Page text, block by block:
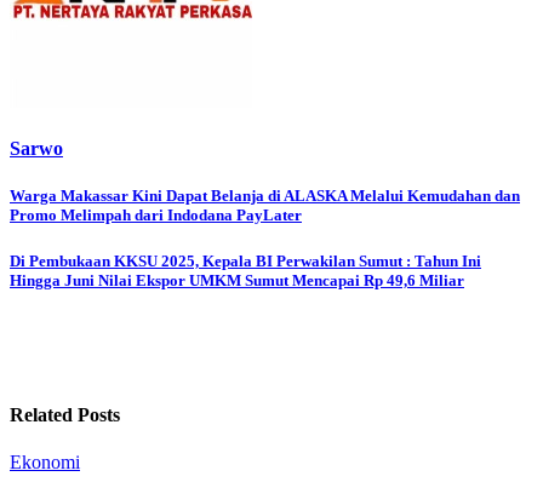
Sarwo
Post
navigation
Warga Makassar Kini Dapat Belanja di ALASKA Melalui Kemudahan dan
Promo Melimpah dari Indodana PayLater
Di Pembukaan KKSU 2025, Kepala BI Perwakilan Sumut : Tahun Ini
Hingga Juni Nilai Ekspor UMKM Sumut Mencapai Rp 49,6 Miliar
Related Posts
Ekonomi